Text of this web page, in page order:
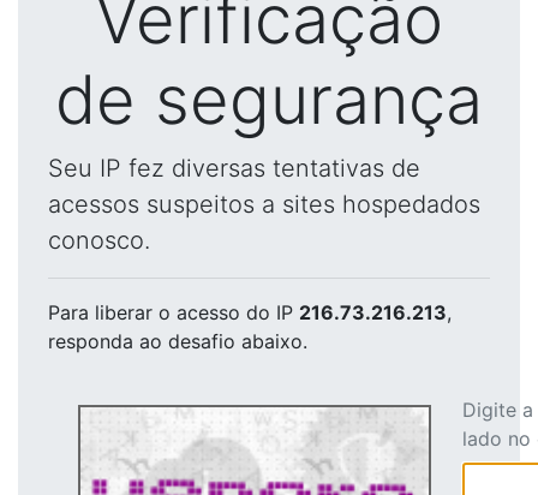
Verificação
de segurança
Seu IP fez diversas tentativas de
acessos suspeitos a sites hospedados
conosco.
Para liberar o acesso do IP 216.73.216.213,
responda ao desafio abaixo.
Digite
lado no